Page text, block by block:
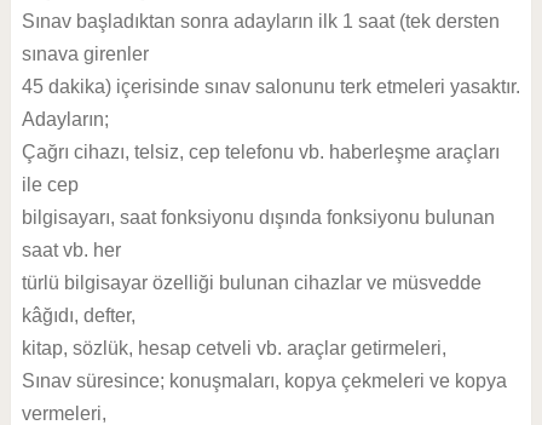
Sınav başladıktan sonra adayların ilk 1 saat (tek dersten
sınava girenler
45 dakika) içerisinde sınav salonunu terk etmeleri yasaktır.
Adayların;
Çağrı cihazı, telsiz, cep telefonu vb. haberleşme araçları
ile cep
bilgisayarı, saat fonksiyonu dışında fonksiyonu bulunan
saat vb. her
türlü bilgisayar özelliği bulunan cihazlar ve müsvedde
kâğıdı, defter,
kitap, sözlük, hesap cetveli vb. araçlar getirmeleri,
Sınav süresince; konuşmaları, kopya çekmeleri ve kopya
vermeleri,